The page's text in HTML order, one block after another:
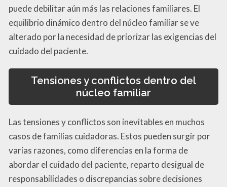
puede debilitar aún más las relaciones familiares. El
equilibrio dinámico dentro del núcleo familiar se ve
alterado por la necesidad de priorizar las exigencias del
cuidado del paciente.
Tensiones y conflictos dentro del
núcleo familiar
Las tensiones y conflictos son inevitables en muchos
casos de familias cuidadoras. Estos pueden surgir por
varias razones, como diferencias en la forma de
abordar el cuidado del paciente, reparto desigual de
responsabilidades o discrepancias sobre decisiones